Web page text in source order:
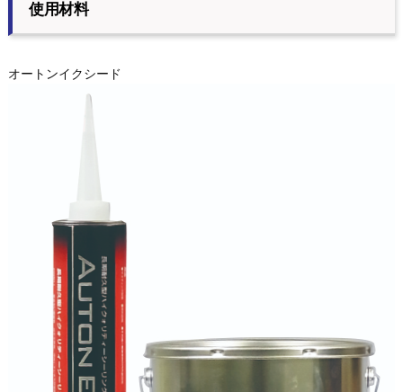
使用材料
オートンイクシード